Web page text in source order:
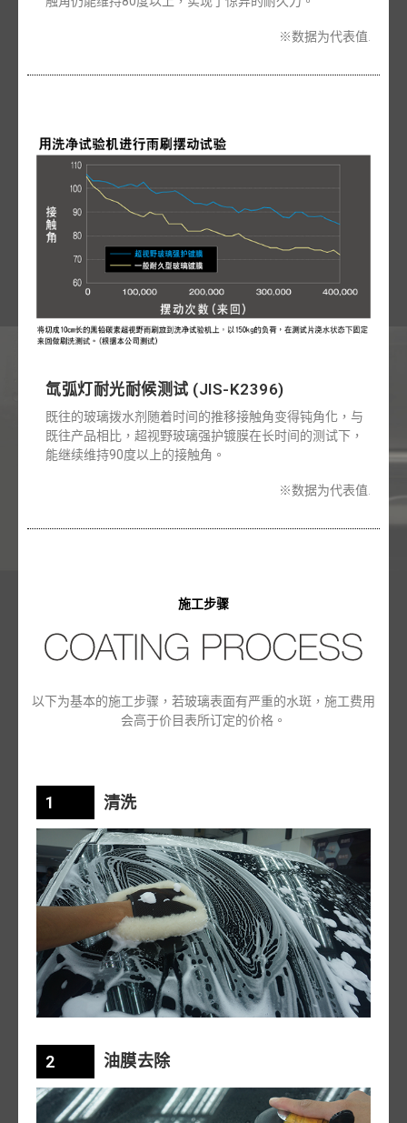
※数据为代表值.
氙弧灯耐光耐候测试 (JIS-K2396)
既往的玻璃拨水剂随着时间的推移接触角变得钝角化，与
既往产品相比，超视野玻璃强护镀膜在长时间的测试下，
能继续维持90度以上的接触角。
※数据为代表值.
施工步骤
以下为基本的施工步骤，若玻璃表面有严重的水斑，施工费用
会高于价目表所订定的价格。
1 清洗
2 油膜去除